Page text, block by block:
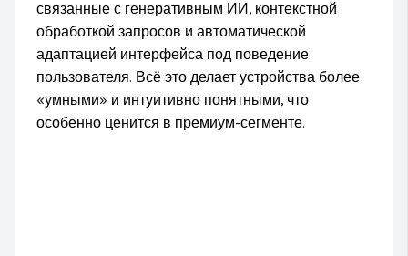
связанные с генеративным ИИ, контекстной
обработкой запросов и автоматической
адаптацией интерфейса под поведение
пользователя. Всё это делает устройства более
«умными» и интуитивно понятными, что
особенно ценится в премиум-сегменте.